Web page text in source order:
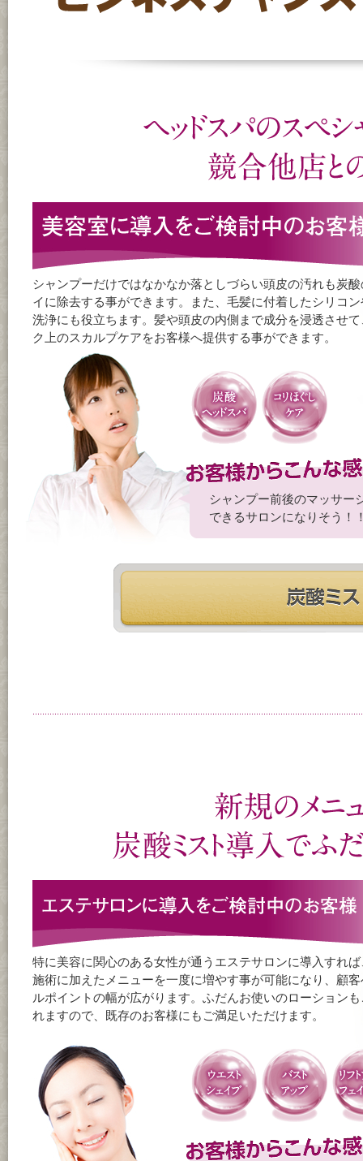
シャンプーだけではなかなか落としづらい頭皮の汚れも炭
イに除去する事ができます。また、毛髪に付着したシリコ
洗浄にも役立ちます。髪や頭皮の内側まで成分を浸透させ
ク上のスカルプケアをお客様へ提供する事ができます。
シャンプー前後のマッサー
できるサロンになりそう！
特に美容に関心のある女性が通うエステサロンに導入すれ
施術に加えたメニューを一度に増やす事が可能になり、顧
ルポイントの幅が広がります。ふだんお使いのローション
れますので、既存のお客様にもご満足いただけます。